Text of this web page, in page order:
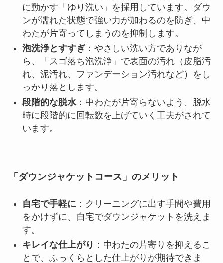
に動かす「ゆり洗い」を採用しています。ダウ
ンが濡れた状態で強い力が加わるのを防ぎ、中
わたが片寄ってしまうのを抑制します。
泡洗浄とすすぎ：やさしい洗い方でありなが
ら、「スゴ落ち泡洗浄」で表面の汚れ（皮脂汚
れ、泥汚れ、ファンデーション汚れなど）をし
っかり落とします。
段階的な脱水：中わたが片寄らないよう、脱水
時に段階的に回転数を上げていく工夫がされて
います。
「ダウンジャケットコース」のメリット
自宅で手軽に ：クリーニングに出す手間や費用
をかけずに、自宅でダウンジャケットを洗えま
す。
キレイな仕上がり ：中わたの片寄りを抑えるこ
とで、ふっくらとした仕上がりが期待できま